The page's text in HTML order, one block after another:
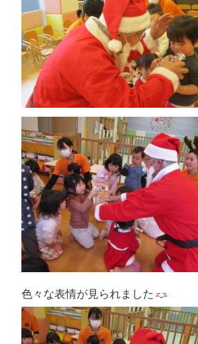
色々な表情が見られました